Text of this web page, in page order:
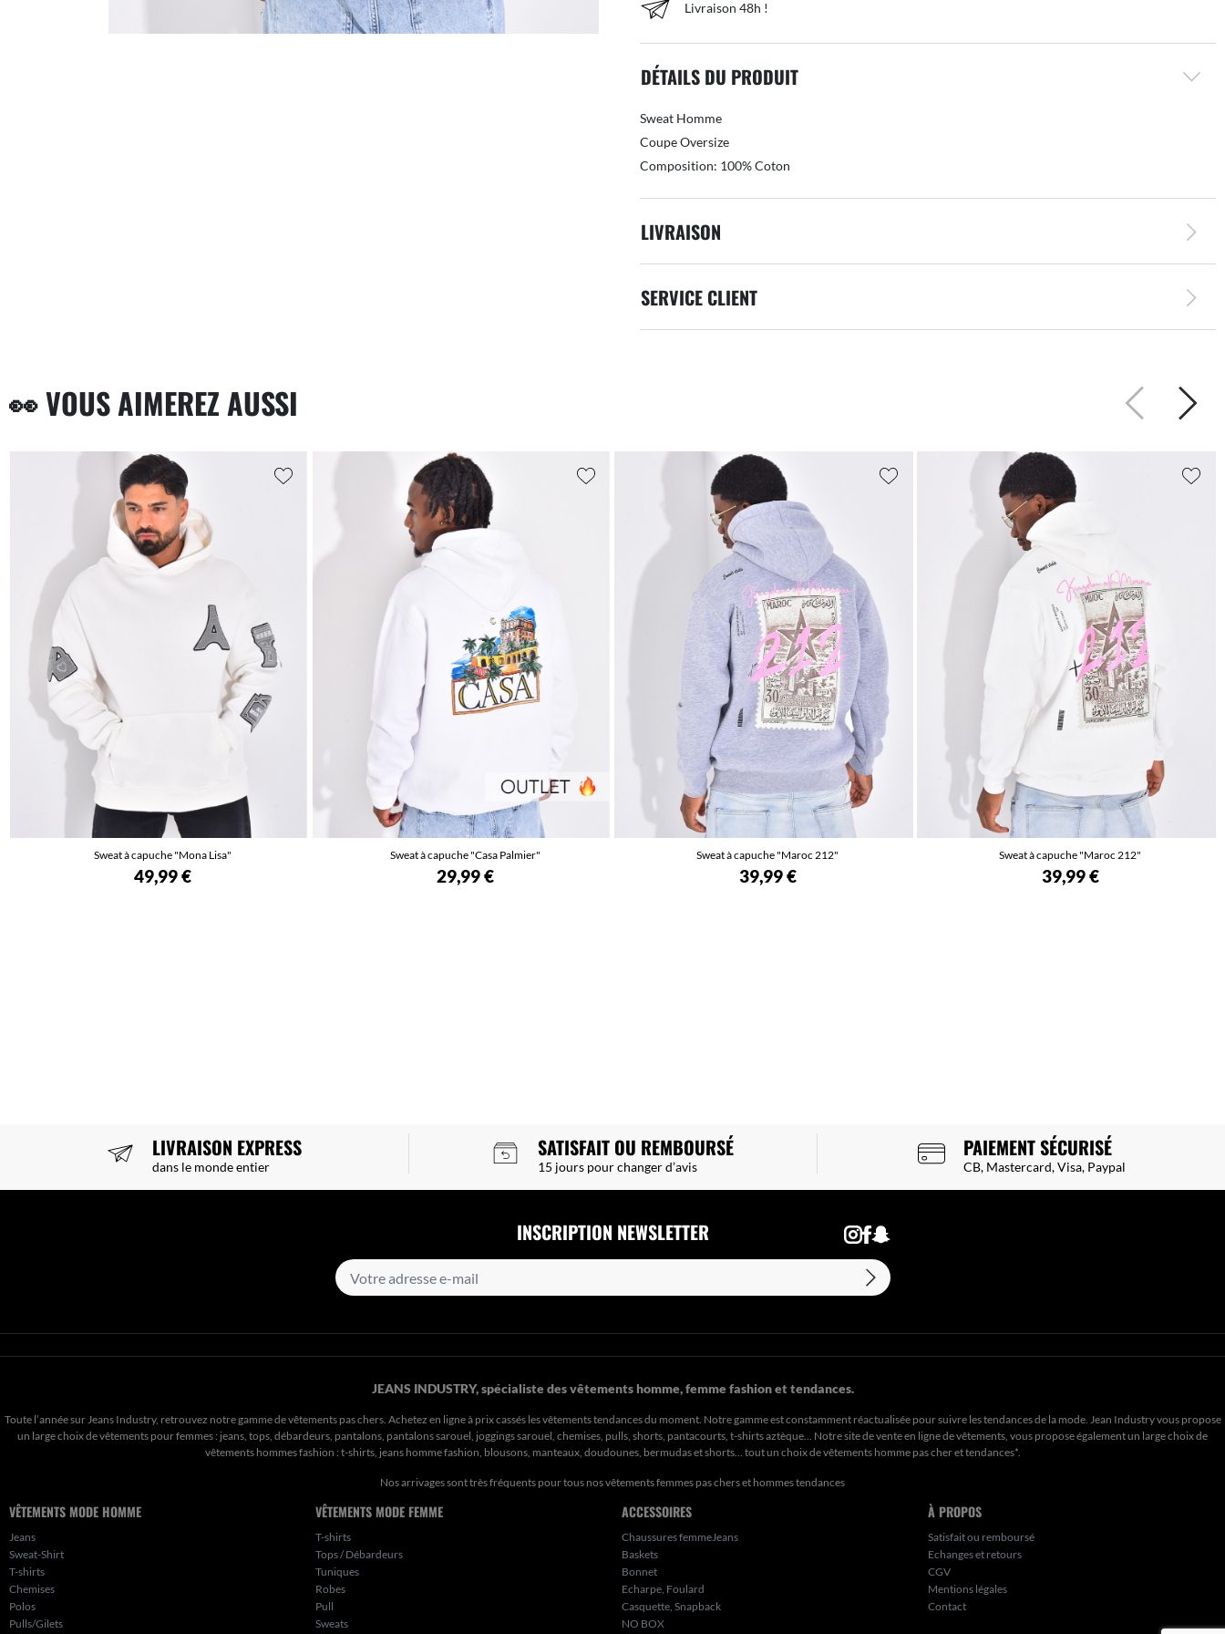
Livraison 48h !
DÉTAILS DU PRODUIT
Sweat Homme
Coupe Oversize
Composition: 100% Coton
LIVRAISON
SERVICE CLIENT
👀 VOUS AIMEREZ AUSSI Précédent
Sweat à capuche "Mona Lisa"
49,99 €
Sweat à capuche "Casa Palmier"
29,99 €
Sweat à capuche "Maroc 212"
39,99 €
Sweat à capuche "Maroc 212"
39,99 €
LIVRAISON EXPRESS
dans le monde entier
SATISFAIT OU REMBOURSÉ
15 jours pour changer d’avis
PAIEMENT SÉCURISÉ
CB, Mastercard, Visa, Paypal
INSCRIPTION NEWSLETTER
JEANS INDUSTRY, spécialiste des vêtements homme, femme fashion et tendances.
Toute l’année sur Jeans Industry, retrouvez notre gamme de vêtements pas chers. Achetez en ligne à prix cassés les vêtements tendances du moment. Notre gamme est constamment réactualisée pour suivre les tendances de la mode. Jean Industry vous propose
un large choix de vêtements pour femmes : jeans, tops, débardeurs, pantalons, pantalons sarouel, joggings sarouel, chemises, pulls, shorts, pantacourts, t-shirts aztèque... Notre site de vente en ligne de vêtements, vous propose également un large choix de
vêtements hommes fashion : t-shirts, jeans homme fashion, blousons, manteaux, doudounes, bermudas et shorts… tout un choix devêtements homme pas cher et tendances*.
Nos arrivages sont très fréquents pour tous nosvêtements femmes pas cherset hommes tendances
VÊTEMENTS MODE HOMME
Jeans
Sweat-Shirt
T-shirts
Chemises
Polos
Pulls/Gilets
VÊTEMENTS MODE FEMME
T-shirts
Tops / Débardeurs
Tuniques
Robes
Pull
Sweats
ACCESSOIRES
Chaussures femmeJeans
Baskets
Bonnet
Echarpe, Foulard
Casquette, Snapback
NO BOX
À PROPOS
Satisfait ou remboursé
Echanges et retours
CGV
Mentions légales
Contact